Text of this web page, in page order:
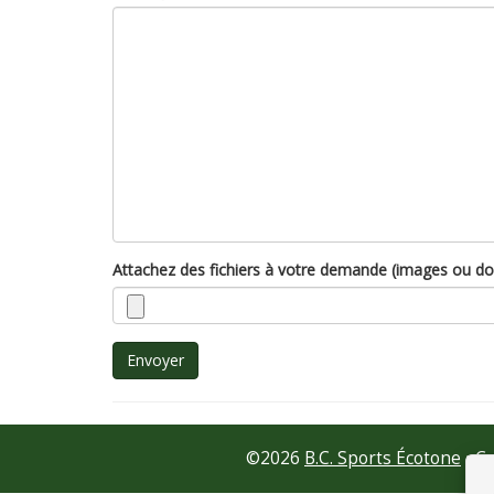
Attachez des fichiers à votre demande (images ou
Envoyer
©2026 B.C. Sports Écotone •